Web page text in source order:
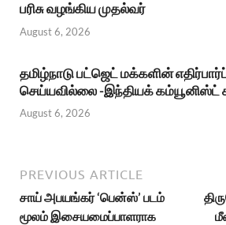
பரிசு வழங்கிய முதல்வர்
August 6, 2026
தமிழ்நாடு பட்ஜெட் மக்களின்
செய்யவில்லை -இந்தியக் கம்யூனிஸ்ட்
August 6, 2026
PREVIOUS ARTICLE
சாய் அபயங்கர் ‘பென்ஸ்’ படம்
மூலம் இசையமைப்பாளராக